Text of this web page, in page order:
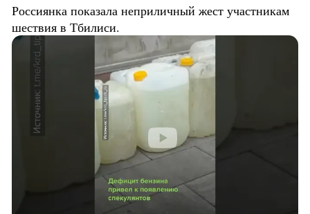
Россиянка показала неприличный жест участникам
шествия в Тбилиси.